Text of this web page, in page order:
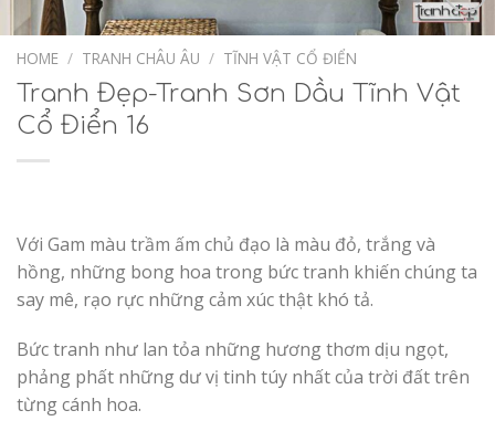
Add to
HOME / TRANH CHÂU ÂU / TĨNH VẬT CỔ ĐIỂN
Tranh Đẹp-Tranh Sơn Dầu Tĩnh Vật
Cổ Điển 16
Với Gam màu trầm ấm chủ đạo là màu đỏ, trắng và
hồng, những bong hoa trong bức tranh khiến chúng ta
say mê, rạo rực những cảm xúc thật khó tả.
Bức tranh như lan tỏa những hương thơm dịu ngọt,
phảng phất những dư vị tinh túy nhất của trời đất trên
từng cánh hoa.